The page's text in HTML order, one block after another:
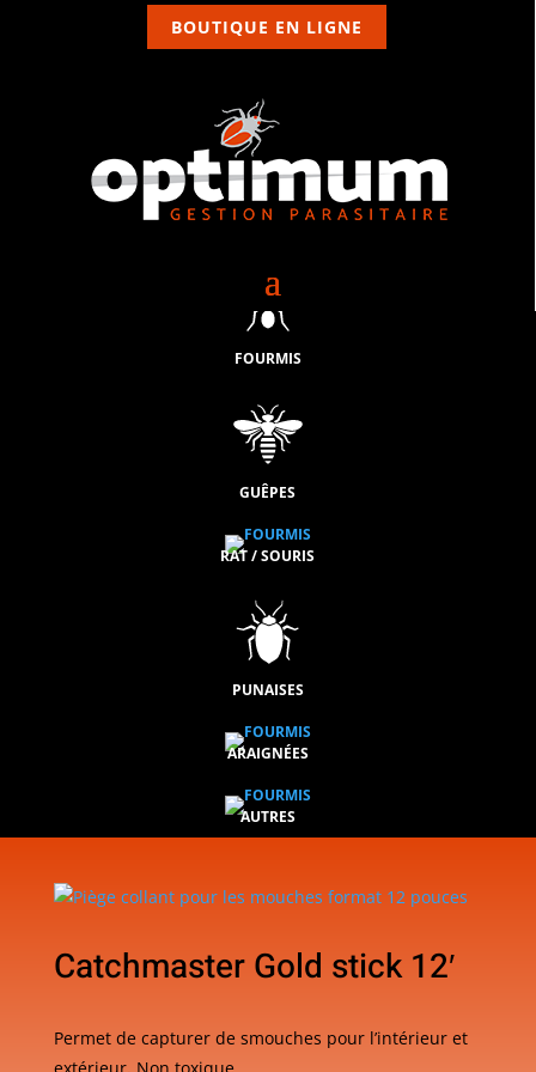
BOUTIQUE EN LIGNE
FOURMIS
GUÊPES
RAT / SOURIS
PUNAISES
ARAIGNÉES
AUTRES
Catchmaster Gold stick 12′
Permet de capturer de smouches pour l’intérieur et